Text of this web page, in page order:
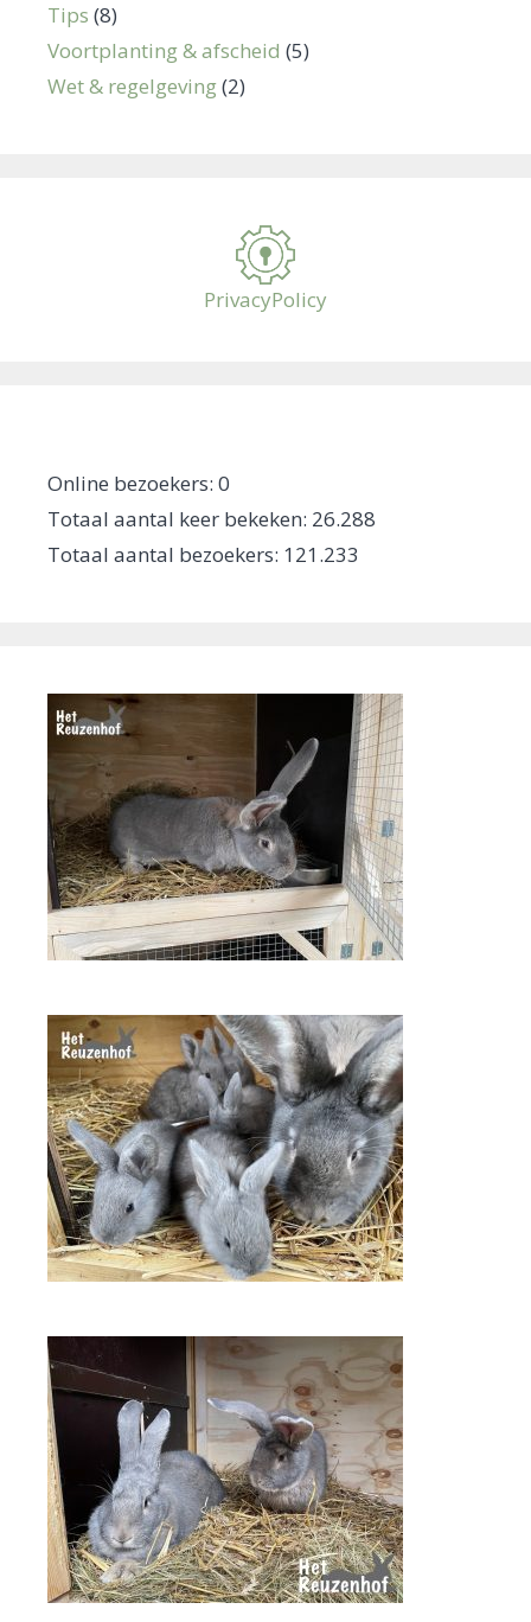
Tips (8)
Voortplanting & afscheid (5)
Wet & regelgeving(2)
PrivacyPolicy
Online bezoekers: 0
Totaal aantal keer bekeken: 26.288
Totaal aantal bezoekers: 121.233